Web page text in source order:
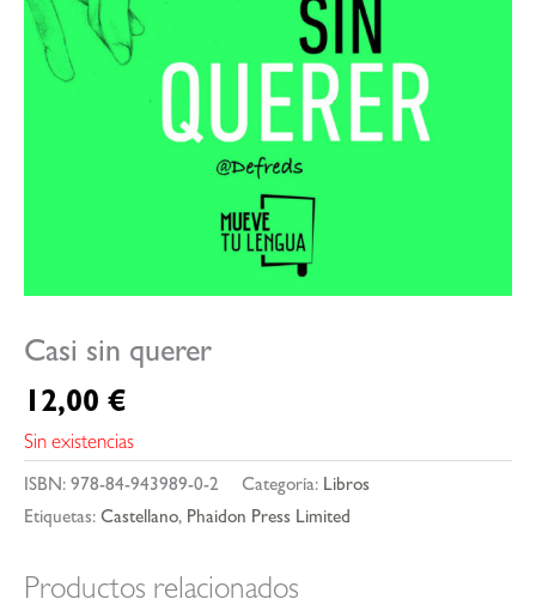
Casi sin querer
12,00 €
Sin existencias
ISBN: 978-84-943989-0-2 Categoría: Libros
Etiquetas: Castellano, Phaidon Press Limited
Productos relacionados